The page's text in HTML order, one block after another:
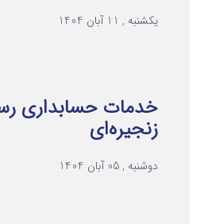
یکشنبه , 11 آبان 1404
خدمات حسابداری
زنجیره‌ای
دوشنبه , 05 آبان 1404